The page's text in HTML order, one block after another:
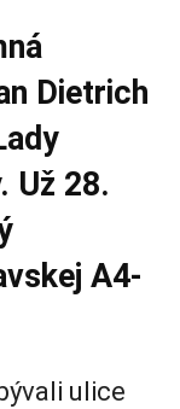
Dietrich
Už 28.
A4-
ulice